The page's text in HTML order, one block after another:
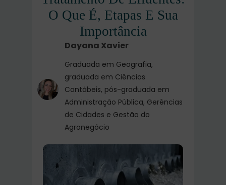
O Que É, Etapas E Sua
Importância
Dayana Xavier
Graduada em Geografia,
graduada em Ciências
Contábeis, pós-graduada em
Administração Pública, Gerências
de Cidades e Gestão do
Agronegócio